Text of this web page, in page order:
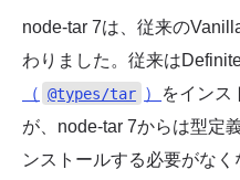
node-tar 7は、従来の
わりました。従来は
（ @types/tar ）
をインス
が、node-tar 7からは型定
ンストールする必要がなく